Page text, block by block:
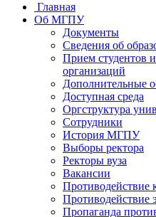
Главная
Об МГПУ
Документы
Сведения об
Прием студентов
организаций
Дополнительные
Доступная среда
Оргструктура
Сотрудники
История МГПУ
Выборы ректора
Ректоры вуза
Вакансии
Противодействие
Противодействие
Пропаганда